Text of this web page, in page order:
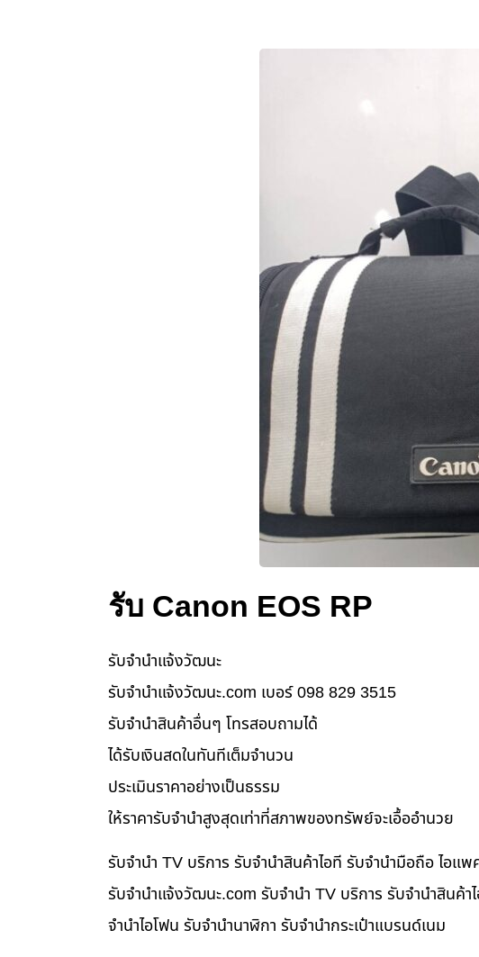
รับ Canon EOS RP
รับจํานําแจ้งวัฒนะ
รับจํานําแจ้งวัฒนะ.com เบอร์ 098 829 3515
รับจำนำสินค้าอื่นๆ โทรสอบถามได้
ได้รับเงินสดในทันทีเต็มจำนวน
ประเมินราคาอย่างเป็นธรรม
ให้ราคารับจำนำสูงสุดเท่าที่สภาพของทรัพย์จะเอื้ออำนวย
รับจำนำ TV บริการ รับจำนำสินค้าไอที รับจำนำมือถือ ไอแ
รับจํานําแจ้งวัฒนะ.com รับจำนำ TV บริการ รับจำนำสินค้
จำนำไอโฟน รับจำนำนาฬิกา รับจำนำกระเป๋าแบรนด์เนม